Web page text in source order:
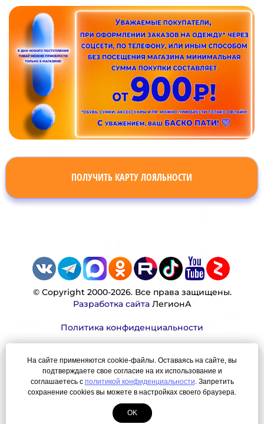
ПОЛУЧИТЬ КАРТУ ЛОЯЛЬНОСТИ
© Copyright 2000-2026. Все права защищены.
Разработка сайтаЛегионА
Политика конфиденциальности
Наша миссия:
Мы — честно, много, давно продаем вещи,
которые Вы ищете. Для нас главная ценность —
результат для нашего клиента!
На сайте применяются cookie-файлы. Оставаясь на сайте, вы
подтверждаете свое согласие на их использование и
соглашаетесь с политикой конфиденциальности. Запретить
сохранение cookies вы можете в настройках своего браузера.
OK